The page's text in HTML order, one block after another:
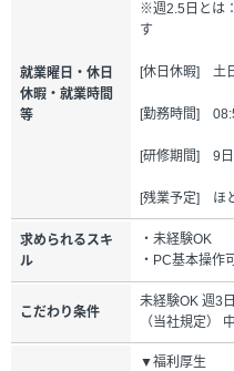
就業曜日・休日
休暇・就業時間
等
※週2.5日とは
す
[休日休暇] 土
[勤務時間]
[研修期間] 9
[残業予定] ほ
求められるスキ
ル
・未経験OK
・PC基本操作
こだわり条件
未経験OK 週3
（当社規定）
▼福利厚生